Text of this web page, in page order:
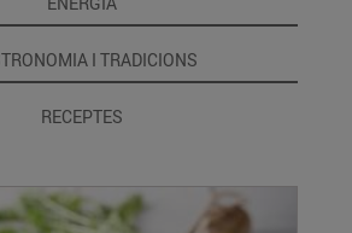
I TRADICIONS
RECEPTES